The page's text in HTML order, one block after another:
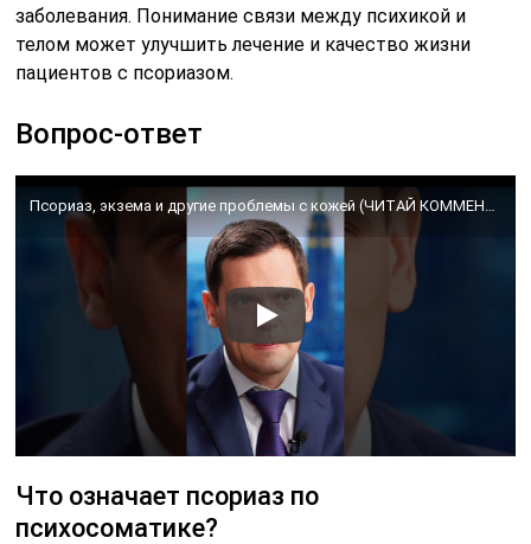
заболевания. Понимание связи между психикой и
телом может улучшить лечение и качество жизни
пациентов с псориазом.
Вопрос-ответ
Что означает псориаз по
психосоматике?